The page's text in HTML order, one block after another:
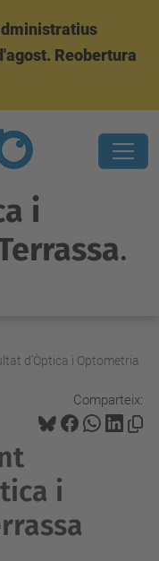
Reobertura
i
.
d'Òptica i Optometria
Comparteix:
i